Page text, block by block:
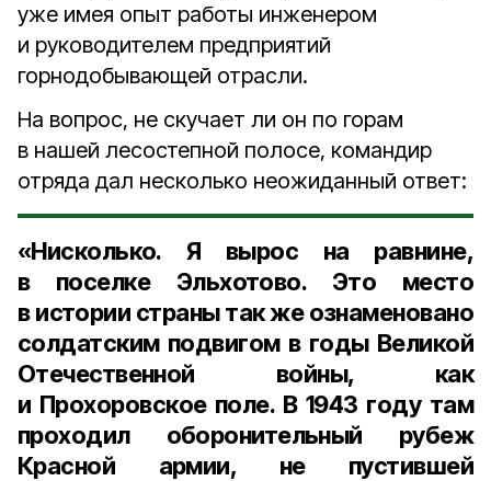
уже имея опыт работы инженером
и руководителем предприятий
горнодобывающей отрасли.
На вопрос, не скучает ли он по горам
в нашей лесостепной полосе, командир
отряда дал несколько неожиданный ответ:
«Нисколько. Я вырос на равнине,
в поселке Эльхотово. Это место
в истории страны так же ознаменовано
солдатским подвигом в годы Великой
Отечественной войны, как
и Прохоровское поле. В 1943 году там
проходил оборонительный рубеж
Красной армии, не пустившей